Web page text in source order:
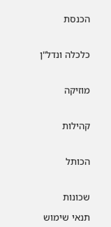
הכנסת
כלכלה ונדל"ן
מוזיקה
קהילות
הכותל
שכונות
תנאי שימוש